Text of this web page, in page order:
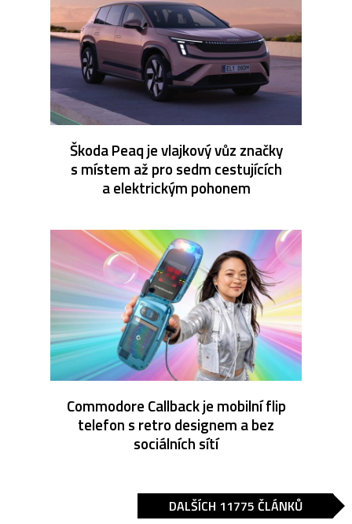
Škoda Peaq je vlajkový vůz značky
s místem až pro sedm cestujících
a elektrickým pohonem
Commodore Callback je mobilní flip
telefon s retro designem a bez
sociálních sítí
DALŠÍCH 11775 ČLÁNKŮ